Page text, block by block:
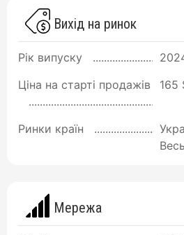
Вихід на ринок
Рік випуску
Ціна на старті продажів
165
Ринки країн
Мережа